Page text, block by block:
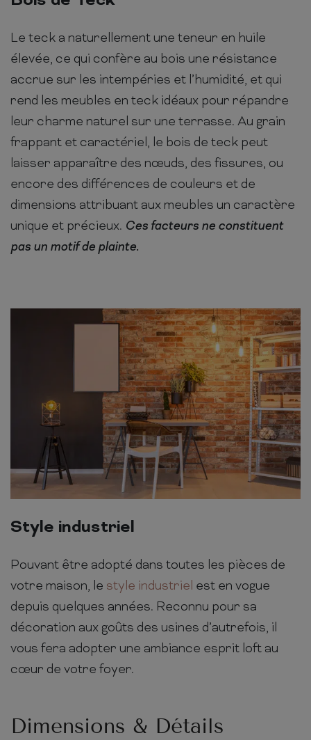
Le teck a naturellement une teneur en huile
élevée, ce qui confère au bois une résistance
accrue sur les intempéries et l’humidité, et qui
rend les meubles en teck idéaux pour répandre
leur charme naturel sur une terrasse. Au grain
frappant et caractériel, le bois de teck peut
laisser apparaître des nœuds, des fissures, ou
encore des différences de couleurs et de
dimensions attribuant aux meubles un caractère
unique et précieux. Ces facteurs ne constituent
pas un motif de plainte.
Style industriel
Pouvant être adopté dans toutes les pièces de
votre maison, le style industriel est en vogue
depuis quelques années. Reconnu pour sa
décoration aux goûts des usines d’autrefois, il
vous fera adopter une ambiance esprit loft au
cœur de votre foyer.
Dimensions & Détails